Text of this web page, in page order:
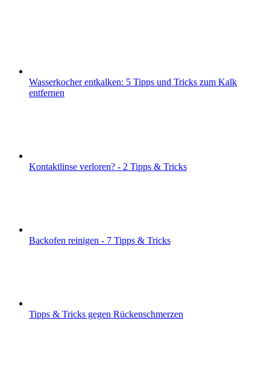
Wasserkocher entkalken: 5 Tipps und Tricks zum Kalk
entfernen
Kontaktlinse verloren? - 2 Tipps & Tricks
Backofen reinigen - 7 Tipps & Tricks
Tipps & Tricks gegen Rückenschmerzen